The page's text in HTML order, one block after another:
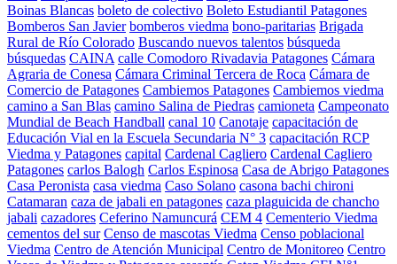
Boinas Blancas boleto de colectivo Boleto Estudiantil Patagones
Bomberos San Javier bomberos viedma bono-paritarias Brigada
Rural de Río Colorado Buscando nuevos talentos búsqueda
búsquedas CAINA calle Comodoro Rivadavia Patagones Cámara
Agraria de Conesa Cámara Criminal Tercera de Roca Cámara de
Comercio de Patagones Cambiemos Patagones Cambiemos viedma
camino a San Blas camino Salina de Piedras camioneta Campeonato
Mundial de Beach Handball canal 10 Canotaje capacitación de
Educación Vial en la Escuela Secundaria N° 3 capacitación RCP
Viedma y Patagones capital Cardenal Cagliero Cardenal Cagliero
Patagones carlos Balogh Carlos Espinosa Casa de Abrigo Patagones
Casa Peronista casa viedma Caso Solano casona bachi chironi
Catamaran caza de jabali en patagones caza plaguicida de chancho
jabali cazadores Ceferino Namuncurá CEM 4 Cementerio Viedma
cementos del sur Censo de mascotas Viedma Censo poblacional
Viedma Centro de Atención Municipal Centro de Monitoreo Centro